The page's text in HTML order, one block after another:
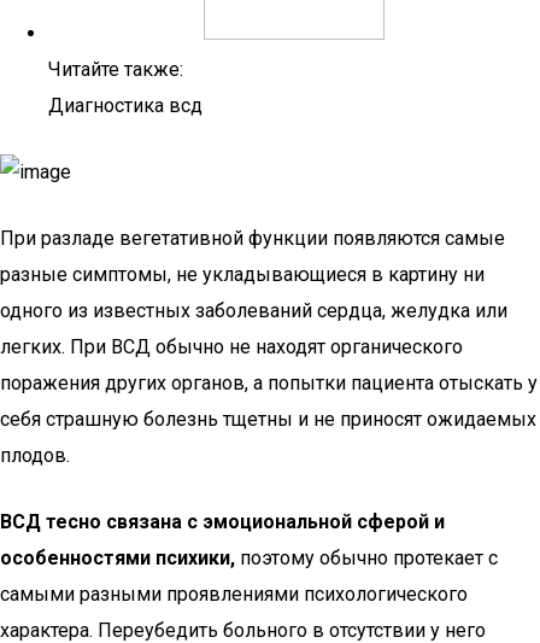
Читайте также:
Диагностика всд
При разладе вегетативной функции появляются самые
разные симптомы, не укладывающиеся в картину ни
одного из известных заболеваний сердца, желудка или
легких. При ВСД обычно не находят органического
поражения других органов, а попытки пациента отыскать у
себя страшную болезнь тщетны и не приносят ожидаемых
плодов.
ВСД тесно связана с эмоциональной сферой и
особенностями психики, поэтому обычно протекает с
самыми разными проявлениями психологического
характера. Переубедить больного в отсутствии у него